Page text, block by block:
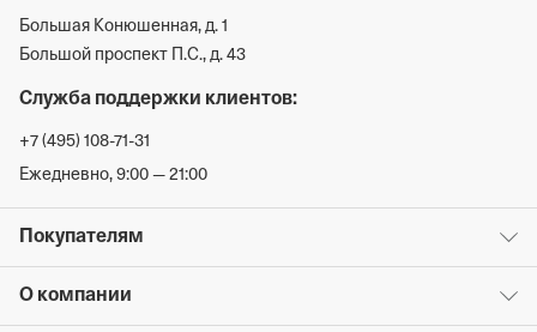
Большая Конюшенная, д. 1
Большой проспект П.С., д. 43
Служба поддержки клиентов:
+7 (495) 108-71-31
Ежедневно, 9:00 — 21:00
Покупателям
О компании